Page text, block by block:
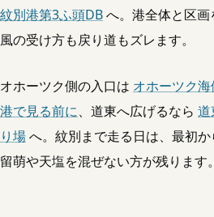
紋別港第3ふ頭DBへ。港全体と区画
風の受け方も戻り道もズレます。
オホーツク側の入口は オホーツク
港で見る前に、道東へ広げるなら 道
り場へ。紋別まで走る日は、最初か
留萌や天塩を混ぜない方が残ります。